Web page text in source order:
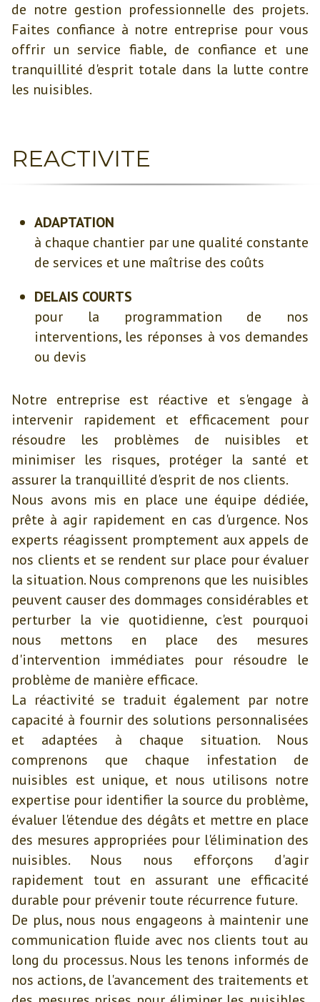
de notre gestion professionnelle des projets.
Faites confiance à notre entreprise pour vous
offrir un service fiable, de confiance et une
tranquillité d'esprit totale dans la lutte contre
les nuisibles.
REACTIVITE
ADAPTATION
à chaque chantier par une qualité constante
de services et une maîtrise des coûts
DELAIS COURTS
pour la programmation de nos
interventions, les réponses à vos demandes
ou devis
Notre entreprise est réactive et s'engage à
intervenir rapidement et efficacement pour
résoudre les problèmes de nuisibles et
minimiser les risques, protéger la santé et
assurer la tranquillité d'esprit de nos clients.
Nous avons mis en place une équipe dédiée,
prête à agir rapidement en cas d'urgence. Nos
experts réagissent promptement aux appels de
nos clients et se rendent sur place pour évaluer
la situation. Nous comprenons que les nuisibles
peuvent causer des dommages considérables et
perturber la vie quotidienne, c'est pourquoi
nous mettons en place des mesures
d'intervention immédiates pour résoudre le
problème de manière efficace.
La réactivité se traduit également par notre
capacité à fournir des solutions personnalisées
et adaptées à chaque situation. Nous
comprenons que chaque infestation de
nuisibles est unique, et nous utilisons notre
expertise pour identifier la source du problème,
évaluer l'étendue des dégâts et mettre en place
des mesures appropriées pour l'élimination des
nuisibles. Nous nous efforçons d'agir
rapidement tout en assurant une efficacité
durable pour prévenir toute récurrence future.
De plus, nous nous engageons à maintenir une
communication fluide avec nos clients tout au
long du processus. Nous les tenons informés de
nos actions, de l'avancement des traitements et